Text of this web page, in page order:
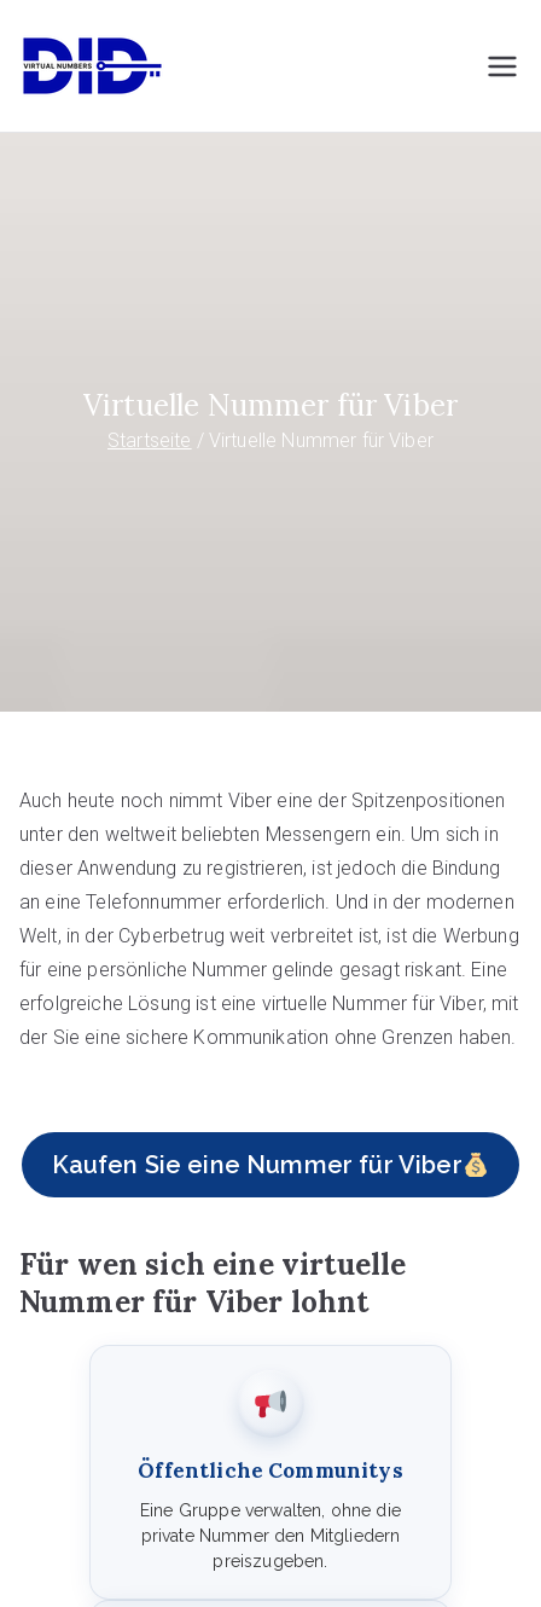
Inhalt
springen
DIDVirtualNumb
Virtuelle Nummer für Viber
Startseite Virtuelle Nummer für Viber
Auch heute noch nimmt Viber eine der Spitzenpositionen
unter den weltweit beliebten Messengern ein. Um sich in
dieser Anwendung zu registrieren, ist jedoch die Bindung
an eine Telefonnummer erforderlich. Und in der modernen
Welt, in der Cyberbetrug weit verbreitet ist, ist die Werbung
für eine persönliche Nummer gelinde gesagt riskant. Eine
erfolgreiche Lösung ist eine virtuelle Nummer für Viber, mit
der Sie eine sichere Kommunikation ohne Grenzen haben.
Kaufen Sie eine Nummer für Viber
Für wen sich eine virtuelle
Nummer für Viber lohnt
Öffentliche Communitys
Eine Gruppe verwalten, ohne die
private Nummer den Mitgliedern
preiszugeben.